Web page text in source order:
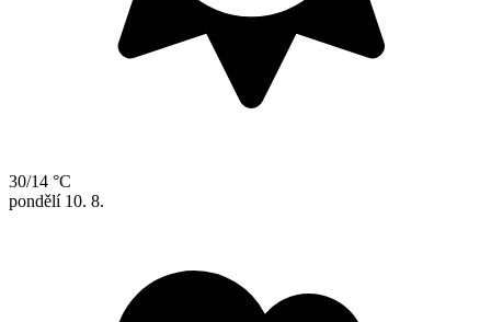
30/14 °C
pondělí 10. 8.